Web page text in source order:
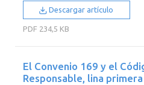
Descargar artículo
PDF 234,5 KB
El Convenio 169 y el
Responsable, lina